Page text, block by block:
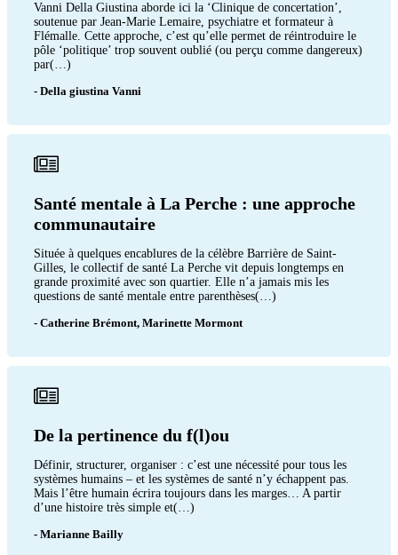
Vanni Della Giustina aborde ici la ‘Clinique de concertation’,
soutenue par Jean-Marie Lemaire, psychiatre et formateur à
Flémalle. Cette approche, c’est qu’elle permet de réintroduire le
pôle ‘politique’ trop souvent oublié (ou perçu comme dangereux)
par(…)
- Della giustina Vanni
Santé mentale à La Perche : une approche
communautaire
Située à quelques encablures de la célèbre Barrière de Saint-
Gilles, le collectif de santé La Perche vit depuis longtemps en
grande proximité avec son quartier. Elle n’a jamais mis les
questions de santé mentale entre parenthèses(…)
- Catherine Brémont, Marinette Mormont
De la pertinence du f(l)ou
Définir, structurer, organiser : c’est une nécessité pour tous les
systèmes humains – et les systèmes de santé n’y échappent pas.
Mais l’être humain écrira toujours dans les marges… A partir
d’une histoire très simple et(…)
- Marianne Bailly